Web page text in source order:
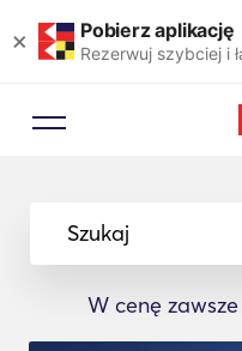
× Pobierz aplikację
Rezerwuj szybciej i
Szukaj
W cenę